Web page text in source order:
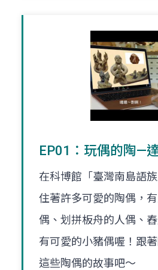
EP01：玩偶的陶—
在科博館「臺灣南島語
住著許多可愛的陶偶，
偶、划拼板舟的人偶、
有可愛的小豬偶喔！跟
這些陶偶的故事吧～